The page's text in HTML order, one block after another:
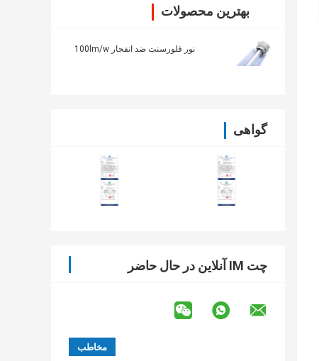
بهترین محصولات
نور فلورسنت ضد انفجار 100lm/w
گواهی
چت IM آنلاین در حال حاضر